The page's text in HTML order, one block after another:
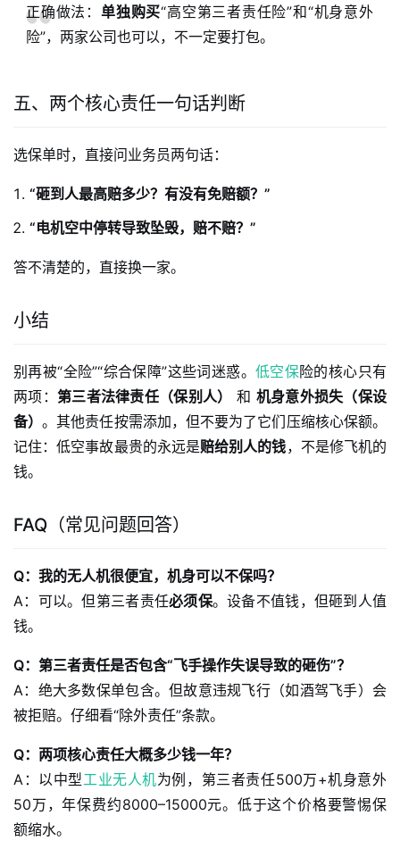
正确做法： 单独购买“高空第三者责任险”和“机身意外
险”，两家公司也可以，不一定要打包。
五、两个核心责任一句话判断
选保单时，直接问业务员两句话：
“砸到人最高赔多少？有没有免赔额？”
“电机空中停转导致坠毁，赔不赔？”
答不清楚的，直接换一家。
小结
别再被“全险”“综合保障”这些词迷惑。 低空保险的核心只有
两项： 第三者法律责任（保别人） 和 机身意外损失（保设
备）。其他责任按需添加，但不要为了它们压缩核心保额。
记住：低空事故最贵的永远是赔给别人的钱，不是修飞机的
钱。
FAQ（常见问题回答）
Q：我的无人机很便宜，机身可以不保吗？
A：可以。但第三者责任必须保。设备不值钱，但砸到人值
钱。
Q：第三者责任是否包含“飞手操作失误导致的砸伤”？
A：绝大多数保单包含。但故意违规飞行（如酒驾飞手）会
被拒赔。仔细看“除外责任”条款。
Q：两项核心责任大概多少钱一年？
A：以中型工业无人机为例，第三者责任500万+机身意外
50万，年保费约8000–15000元。低于这个价格要警惕保
额缩水。